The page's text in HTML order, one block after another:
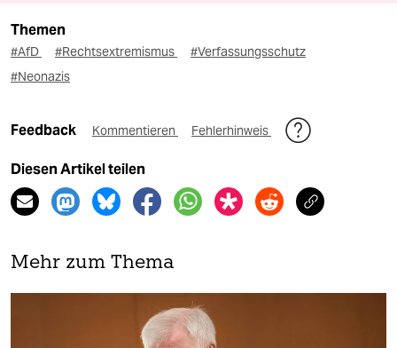
Themen
#AfD #Rechtsextremismus
#Verfassungsschutz
#Neonazis
Feedback Kommentieren Fehlerhinweis
Diesen Artikel teilen
Mehr zum Thema